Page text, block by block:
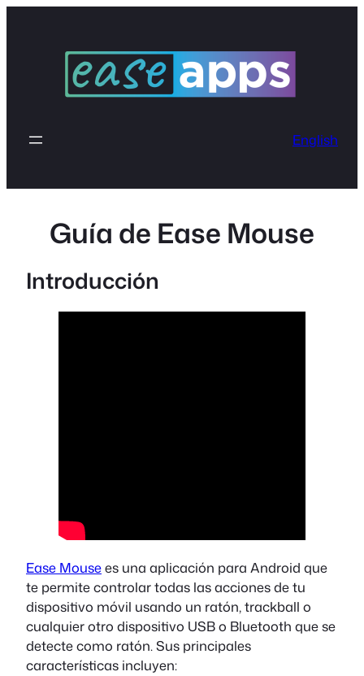
contenido
English
Guía de Ease Mouse
Introducción
Ease Mousees una aplicación para Android que
te permite controlar todas las acciones de tu
dispositivo móvil usando un ratón, trackball o
cualquier otro dispositivo USB o Bluetooth que se
detecte como ratón. Sus principales
características incluyen: